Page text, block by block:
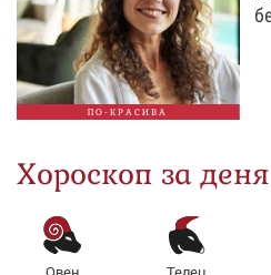
ПО-КРАСИВА
Хороскоп за деня